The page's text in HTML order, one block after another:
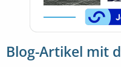
Blog-Artikel mit